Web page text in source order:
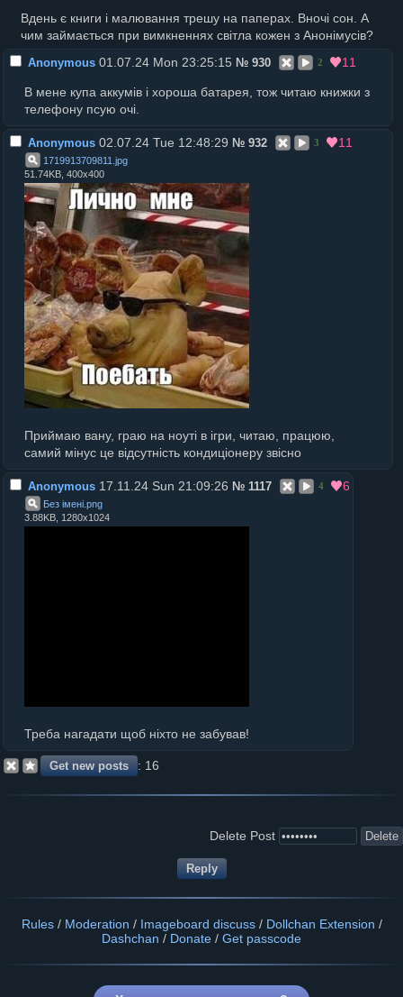
Вдень є книги і малювання трешу на паперах. Вночі сон. А
чим займається при вимкненнях світла кожен з Анонімусів?
Anonymous 01.07.24 Mon 23:25:15 № 930 2 11
В мене купа аккумів і хороша батарея, тож читаю книжки з
телефону псую очі.
Anonymous 02.07.24 Tue 12:48:29 № 932 3 11
1719913709811 jpg
51.74KB, 400x400
Приймаю вану, граю на ноуті в ігри, читаю, працюю,
самий мінус це відсутність кондиціонеру звісно
Anonymous 17.11.24 Sun 21:09:26 № 1117 4 6
Без імені png
3.88KB, 1280x1024
Треба нагадати щоб ніхто не забував!
16
Delete Post
Rules/ Moderation / Imageboard discuss/ Dollchan Extension /
Dashchan / Donate / Get passcode